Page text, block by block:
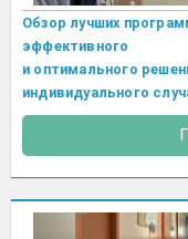
Обзор лучших
эффективного
и оптимального
индивидуального